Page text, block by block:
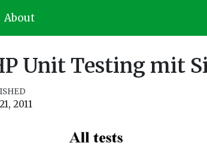
About
Unit Testing mit
2011